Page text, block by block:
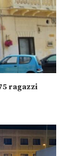
ragazzi